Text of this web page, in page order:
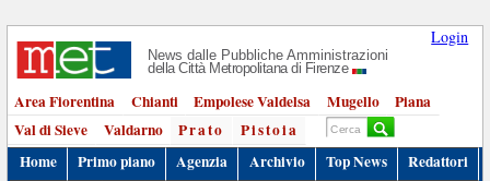
Login
News dalle Pubbliche Amministrazioni
della Città Metropolitana di Firenze
Area Fiorentina Chianti Empolese Valdelsa Mugello
Piana
Val di Sieve
Valdarno Prato
Pistoia
Home
Primo piano Agenzia Archivio Top News
Redattori